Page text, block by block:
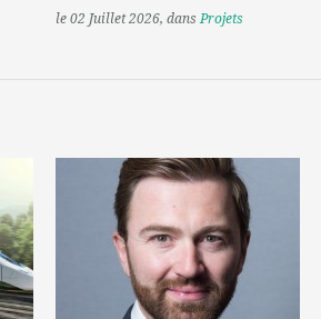
le 02 Juillet 2026, dansProjets